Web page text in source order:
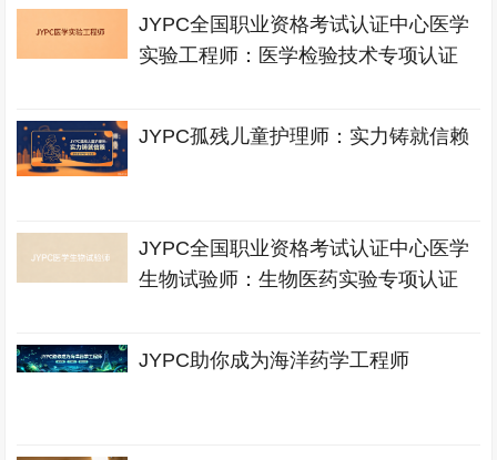
JYPC全国职业资格考试认证中心医学
实验工程师：医学检验技术专项认证
JYPC孤残儿童护理师：实力铸就信赖
JYPC全国职业资格考试认证中心医学
生物试验师：生物医药实验专项认证
JYPC助你成为海洋药学工程师